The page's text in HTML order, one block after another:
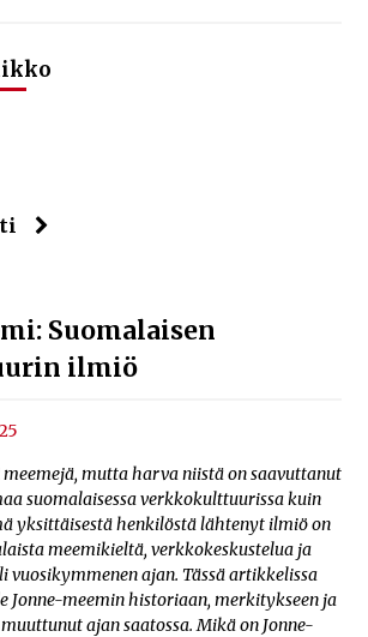
Suomalaisen
ilmiö
mutta harva niistä on saavuttanut
suomalaisessa verkkokulttuurissa kuin
yksittäisestä henkilöstä lähtenyt ilmiö on
meemikieltä, verkkokeskustelua ja
vuosikymmenen ajan. Tässä artikkelissa
Jonne-meemin historiaan, merkitykseen ja
ajan saatossa. Mikä on Jonne-